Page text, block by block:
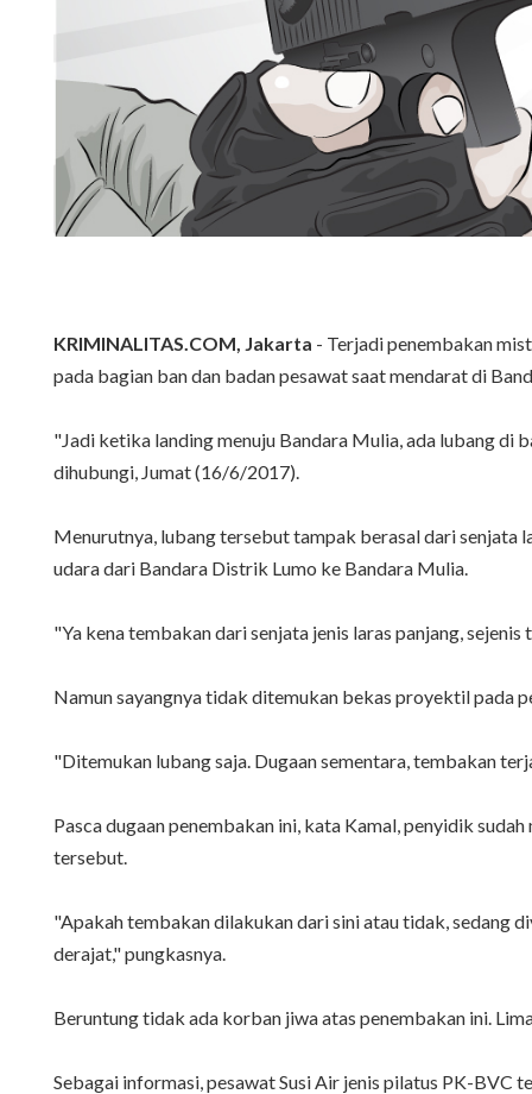
KRIMINALITAS.COM, Jakarta - Terjadi penembakan
pada bagian ban dan badan pesawat saat mendarat di
"Jadi ketika landing menuju Bandara Mulia, ada lubang di
dihubungi, Jumat (16/6/2017).
Menurutnya, lubang tersebut tampak berasal dari senjata
udara dari Bandara Distrik Lumo ke Bandara Mulia.
"Ya kena tembakan dari senjata jenis laras panjang,
Namun sayangnya tidak ditemukan bekas proyektil pada
"Ditemukan lubang saja. Dugaan sementara, tembakan
Pasca dugaan penembakan ini, kata Kamal, penyidik
tersebut.
"Apakah tembakan dilakukan dari sini atau tidak, sedang
derajat," pungkasnya.
Beruntung tidak ada korban jiwa atas penembakan ini.
Sebagai informasi, pesawat Susi Air jenis pilatus PK-BVC